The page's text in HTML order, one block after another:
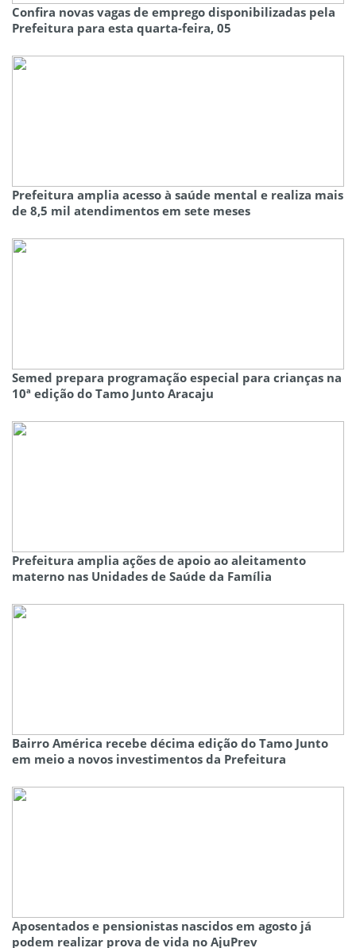
Confira novas vagas de emprego disponibilizadas pela
Prefeitura para esta quarta-feira, 05
Prefeitura amplia acesso à saúde mental e realiza mais
de 8,5 mil atendimentos em sete meses
Semed prepara programação especial para crianças na
10ª edição do Tamo Junto Aracaju
Prefeitura amplia ações de apoio ao aleitamento
materno nas Unidades de Saúde da Família
Bairro América recebe décima edição do Tamo Junto
em meio a novos investimentos da Prefeitura
Aposentados e pensionistas nascidos em agosto já
podem realizar prova de vida no AjuPrev